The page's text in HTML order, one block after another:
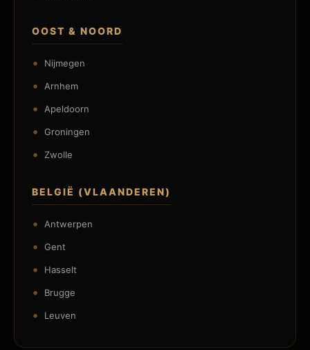
OOST & NOORD
Nijmegen
Arnhem
Apeldoorn
Groningen
Zwolle
BELGIË (VLAANDEREN)
Antwerpen
Gent
Hasselt
Brugge
Leuven